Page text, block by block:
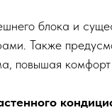
блока и
Также
повышая